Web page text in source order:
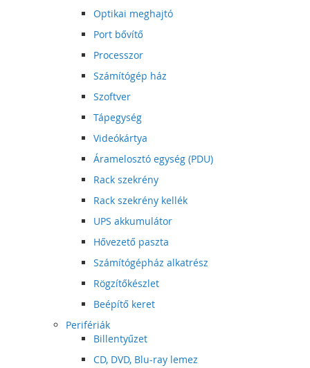
Optikai meghajtó
Port bővítő
Processzor
Számítógép ház
Szoftver
Tápegység
Videókártya
Áramelosztó egység (PDU)
Rack szekrény
Rack szekrény kellék
UPS akkumulátor
Hővezető paszta
Számítógépház alkatrész
Rögzítőkészlet
Beépítő keret
Perifériák
Billentyűzet
CD, DVD, Blu-ray lemez